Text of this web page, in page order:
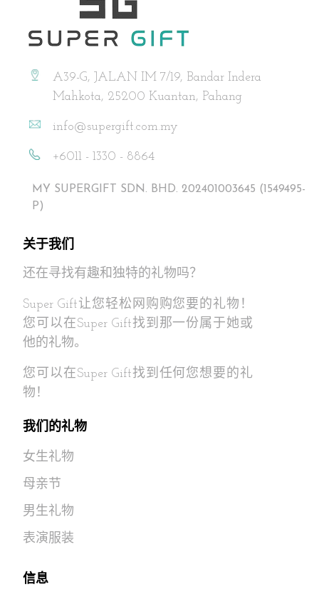
A39-G, JALAN IM 7/19, Bandar Indera
Mahkota, 25200 Kuantan, Pahang
info@supergift.com.my
+6011 - 1330 - 8864
MY SUPERGIFT SDN. BHD. 202401003645 (1549495-
P)
关于我们
还在寻找有趣和独特的礼物吗？
Super Gift让您轻松网购购您要的礼物！
您可以在Super Gift找到那一份属于她或
他的礼物。
您可以在Super Gift找到任何您想要的礼
物！
我们的礼物
女生礼物
母亲节
男生礼物
表演服装
信息